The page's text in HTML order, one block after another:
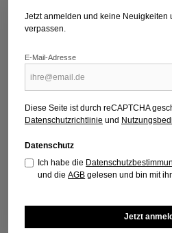
Jetzt anmelden und keine Neuigkeiten
verpassen.
E-Mail-Adresse
Diese Seite ist durch reCAPTCHA
Datenschutzrichtlinie und
Datenschutz
Ich habe die
und dieAGB gelesen und bin mit
Jetzt